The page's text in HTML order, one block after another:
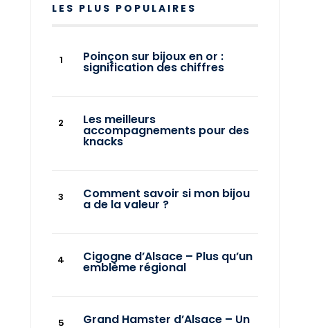
LES PLUS POPULAIRES
Poinçon sur bijoux en or :
signification des chiffres
Les meilleurs
accompagnements pour des
knacks
Comment savoir si mon bijou
a de la valeur ?
Cigogne d’Alsace – Plus qu’un
emblème régional
Grand Hamster d’Alsace – Un